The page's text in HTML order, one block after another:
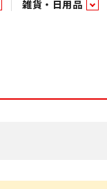
吊下げ専用品 輸
雑貨・日用品
耗雑貨 軽衣料
） おすすめ・イ
・デザート 和日配
・デザート 和日配